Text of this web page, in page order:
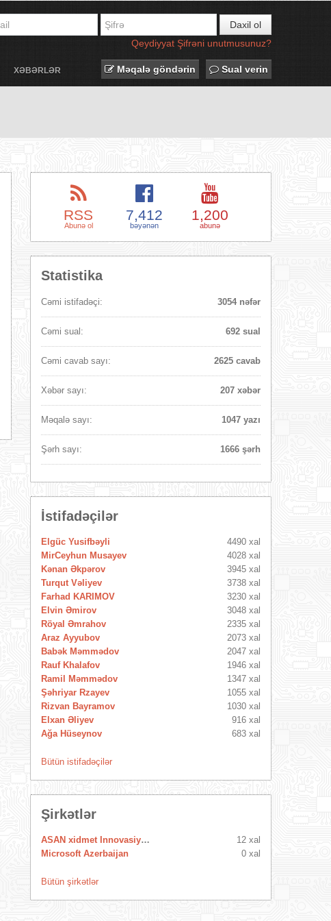
Daxil ol
Qeydiyyat Şifrəni unutmusunuz?
XƏBƏRLƏR Məqalə göndərin Sual verin
RSS
Abunə ol
7,412
bəyənən
1,200
abunə
Statistika
Cəmi istifadəçi: 3054 nəfər
Cəmi sual: 692 sual
Cəmi cavab sayı: 2625 cavab
Xəbər sayı: 207 xəbər
Məqalə sayı: 1047 yazı
Şərh sayı: 1666 şərh
İstifadəçilər
Elgüc Yusifbəyli
4490 xal
MirCeyhun Musayev
4028 xal
Kənan Əkpərov
3945 xal
Turqut Vəliyev
3738 xal
Farhad KARIMOV
3230 xal
Elvin Əmirov
3048 xal
Röyal Əmrahov
2335 xal
Araz Ayyubov
2073 xal
Babək Məmmədov
2047 xal
Rauf Khalafov
1946 xal
Ramil Məmmədov
1347 xal
Şəhriyar Rzayev
1055 xal
Rizvan Bayramov
1030 xal
Elxan Əliyev
916 xal
Ağa Hüseynov
683 xal
Bütün istifadəçilər
Şirkətlər
ASAN xidmet Innovasiya Mərkəzi
12 xal
Microsoft Azerbaijan
0 xal
Bütün şirkətlər